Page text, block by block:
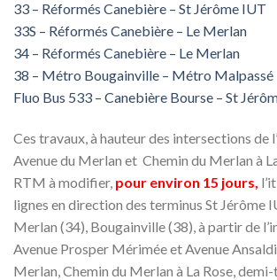
33 – Réformés Canebière – St Jérôme IUT
33S – Réformés Canebière – Le Merlan
34 – Réformés Canebière – Le Merlan
38 – Métro Bougainville – Métro Malpassé
Fluo Bus 533 – Canebière Bourse – St
Ces travaux, à hauteur des intersections de
Avenue du Merlan et Chemin du Merlan à
RTM à modifier, pour environ 15 jours,
lignes en direction des terminus St Jérôme
Merlan (34), Bougainville (38), à partir de
Avenue Prosper Mérimée et Avenue
Merlan, Chemin du Merlan à La Rose,